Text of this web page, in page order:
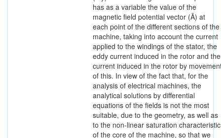
has as a variable the value of the
magnetic field potential vector (Ã) at
each point of the different sections of the
machine, taking into account the current
applied to the windings of the stator, the
eddy current induced in the rotor and the
current induced in the rotor by
of this. In view of the fact that, for the
analysis of electrical machines, the
analytical solutions by differential
equations of the fields is not the most
suitable, due to the geometry, as well as
to the non-linear saturation characteristic
of the core of the machine, so that we